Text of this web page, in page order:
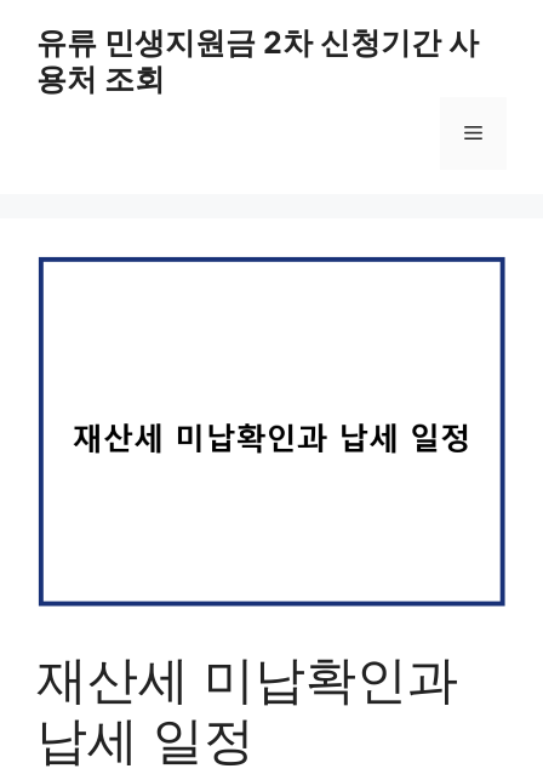
유류 민생지원금 2차 신청기간 사
용처 조회
메
재산세 미납확인과
납세 일정